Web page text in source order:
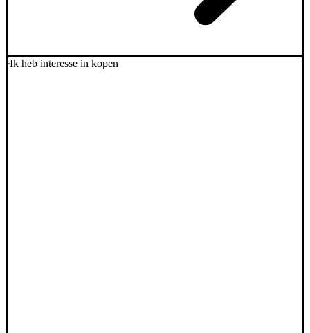
Ik heb interesse in kopen